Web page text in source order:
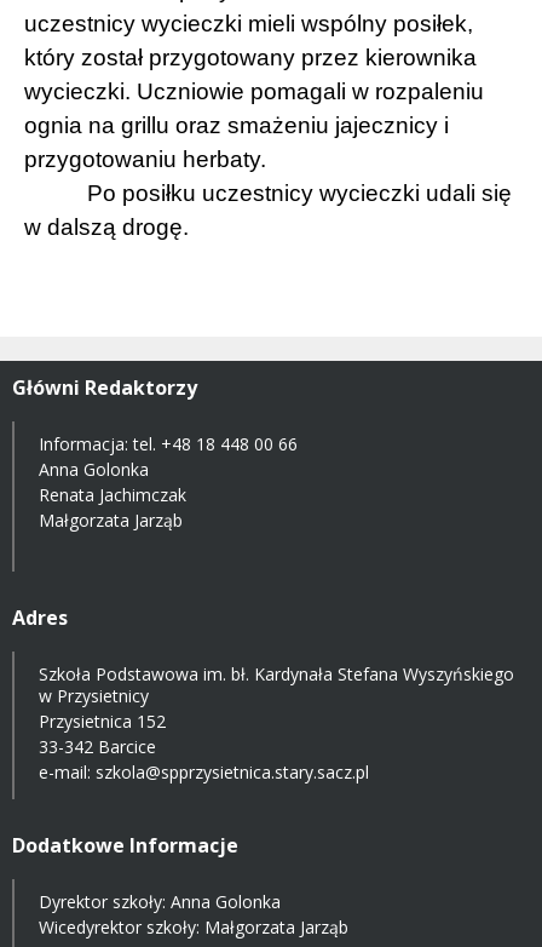
uczestnicy wycieczki mieli wspólny posiłek,
który został przygotowany przez kierownika
wycieczki. Uczniowie pomagali w rozpaleniu
ognia na grillu oraz smażeniu jajecznicy i
przygotowaniu herbaty.
Po posiłku uczestnicy wycieczki udali się
w dalszą drogę.
Główni Redaktorzy
Informacja: tel. +48 18 448 00 66
Anna Golonka
Renata Jachimczak
Małgorzata Jarząb
Adres
Szkoła Podstawowa im. bł. Kardynała Stefana Wyszyńskiego
w Przysietnicy
Przysietnica 152
33-342 Barcice
e-mail: szkola@spprzysietnica.stary.sacz.pl
Dodatkowe Informacje
Dyrektor szkoły: Anna Golonka
Wicedyrektor szkoły: Małgorzata Jarząb